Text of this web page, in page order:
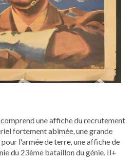
une affiche du recrutement
fortement abîmée, une grande
l'armée de terre, une affiche de
du 23ème bataillon du génie. II+